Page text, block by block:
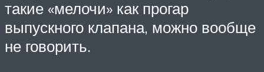
такие «мелочи» как прогар
выпускного клапана, можно вообще
не говорить.